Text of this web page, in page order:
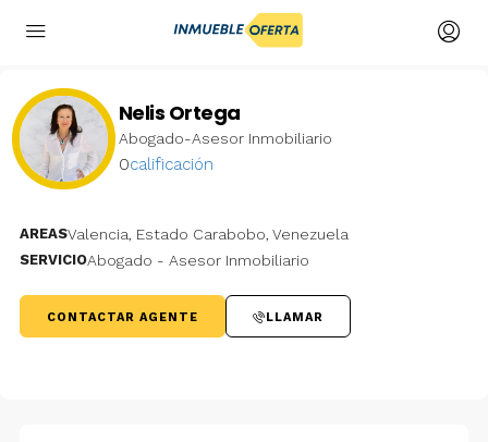
Nelis Ortega
Abogado-Asesor Inmobiliario
0calificación
AREASValencia, Estado Carabobo, Venezuela
SERVICIOAbogado - Asesor Inmobiliario
CONTACTAR AGENTE LLAMAR